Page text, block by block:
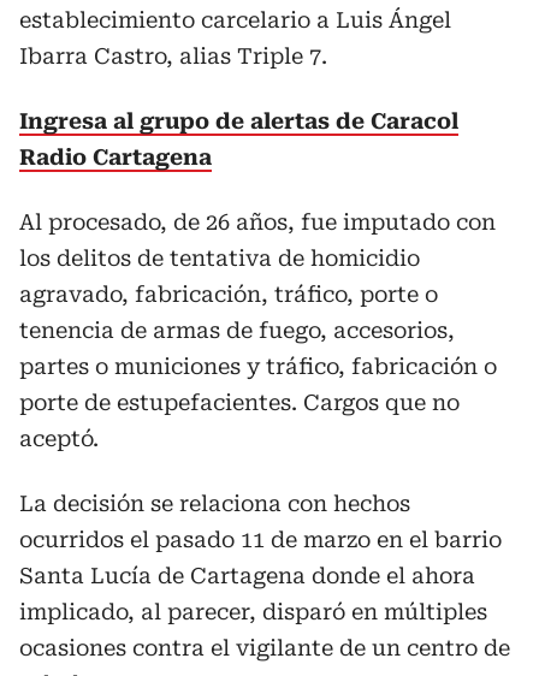
establecimiento carcelario a Luis Ángel
Ibarra Castro, alias Triple 7.
Ingresa al grupo de alertas de Caracol
Radio Cartagena
Al procesado, de 26 años, fue imputado con
los delitos de tentativa de homicidio
agravado, fabricación, tráfico, porte o
tenencia de armas de fuego, accesorios,
partes o municiones y tráfico, fabricación o
porte de estupefacientes. Cargos que no
aceptó.
La decisión se relaciona con hechos
ocurridos el pasado 11 de marzo en el barrio
Santa Lucía de Cartagena donde el ahora
implicado, al parecer, disparó en múltiples
ocasiones contra el vigilante de un centro de